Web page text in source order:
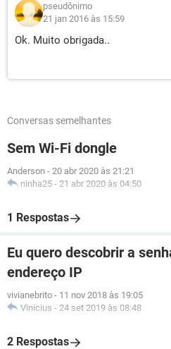
pseudônimo
21 jan 2016 às 15:59
Ok. Muito obrigada..
Conversas semelhantes
Sem Wi-Fi dongle
Anderson - 20 abr 2020 às 21:21
ninha25 - 21 abr 2020 às 04:50
1 Respostas
Eu quero descobrir a
endereço IP
vivianebrito - 11 nov 2018 às 19:05
Vinicius - 24 set 2019 às 08:48
2 Respostas